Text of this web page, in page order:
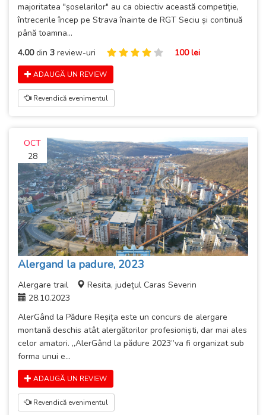
majoritatea "șoselarilor" au ca obiectiv această competiție,
întrecerile încep pe Strava înainte de RGT Seciu și continuă
până toamna...
4.00din 3 review-uri 100 lei
ADAUGĂ UN REVIEW
Revendică evenimentul
OCT
28
Alergand la padure, 2023
Alergare trail
Resita, județul Caras Severin
28.10.2023
AlerGând la Pădure Reșița este un concurs de alergare
montană deschis atât alergătorilor profesioniști, dar mai ales
celor amatori. „AlerGând la pădure 2023”va fi organizat sub
forma unui e...
ADAUGĂ UN REVIEW
Revendică evenimentul